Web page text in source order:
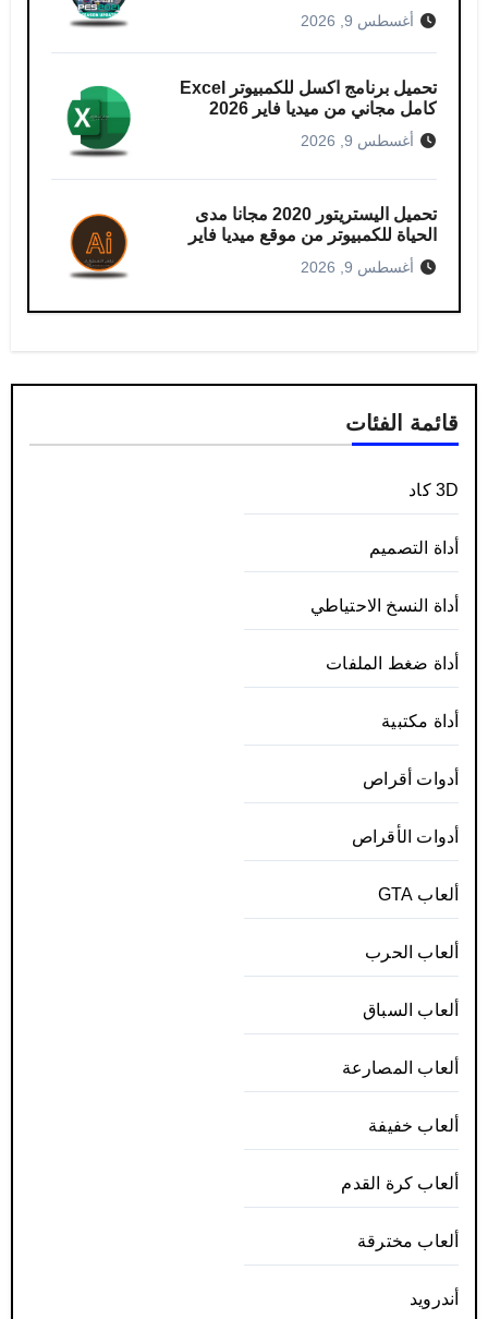
أغسطس 9, 2026
تحميل برنامج اكسل للكمبيوتر​ Excel
كامل مجاني من ميديا ​​فاير 2026
أغسطس 9, 2026
تحميل اليستريتور 2020 مجانا مدى
الحياة للكمبيوتر من موقع ميديا فاير
أغسطس 9, 2026
قائمة الفئات
3D كاد
أداة التصميم
أداة النسخ الاحتياطي
أداة ضغط الملفات
أداة مكتبية
أدوات أقراص
أدوات الأقراص
ألعاب GTA
ألعاب الحرب
ألعاب السباق
ألعاب المصارعة
ألعاب خفيفة
ألعاب كرة القدم
ألعاب مخترقة
أندرويد